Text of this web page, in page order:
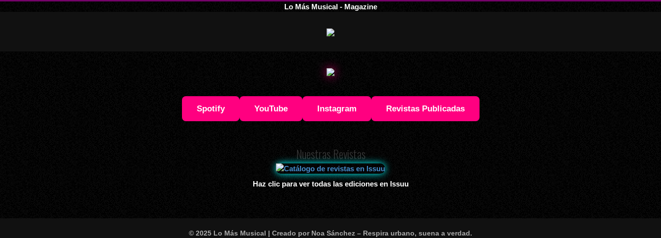
Lo Más Musical - Magazine
Spotify YouTube Instagram Revistas Publicadas
Nuestras Revistas
Haz clic para ver todas las ediciones en Issuu
© 2025 Lo Más Musical | Creado por Noa Sánchez – Respira urbano, suena a verdad.